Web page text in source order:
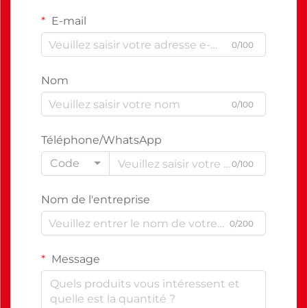
E-mail
0/100
Nom
0/100
Téléphone/WhatsApp
Code
0/100
Nom de l'entreprise
0/200
Message